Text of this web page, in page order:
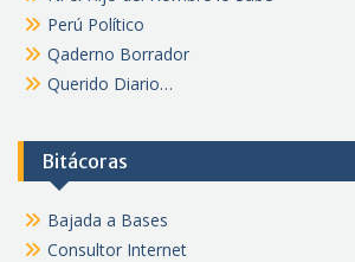
Perú Político
Qaderno Borrador
Querido Diario…
Bitácoras
Bajada a Bases
Consultor Internet